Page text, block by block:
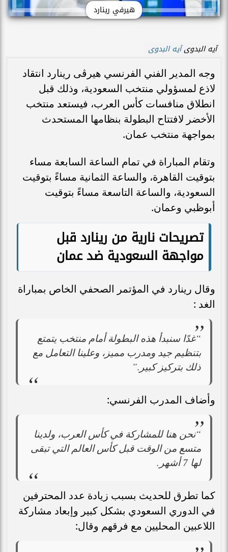
هيرفي رينارد
آيه البدوىآيه البدوى
وجه المدير الفني الفرنسي هيرڤى رينارد انتقاد
لاذع لمسؤولي منتخب السعودية، وذلك قبل
انطلاق منافسات كأس العرب، فيستعد منتخب
الأخضر لافتتاح البطولة بنظامها المستحدث
بمواجهة منتخب عمان.
وتقام المباراة في تمام الساعة السابعة مساء
بتوقيت القاهرة، والساعة الثمانية مساءً بتوقيت
السعودية، والساعة التاسعة مساءً بتوقيت
أبوظبي وعمان.
تصريحات نارية من رينارد قبل
مواجهة السعودية ضد عمان
وقال رينارد في المؤتمر الصحفي الخاص بمباراة
الغد :
“غدًا سنبدأ هذه البطولة أمام منتخب يتمتع
بتنظيم جيد ومدرب مميز، وعلينا التعامل مع
ذلك بتركيز كبير.”
وأضاف المدرب الفرنسي:
“نحن هنا للمشاركة في كأس العرب، ولدينا
متسع من الوقت قبل كأس العالم التي تبقى
لها 7 أشهر.
كما تطرق للحديث بسبب زيادة عدد المحترفين
في الدوري السعودي بشكل كبير وإبعاد مشاركة
اللاعبين المحليين مع فرقهم وقال: